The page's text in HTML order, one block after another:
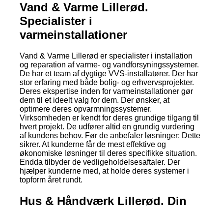
Vand & Varme Lillerød.
Specialister i
varmeinstallationer
Vand & Varme Lillerød er specialister i installation
og reparation af varme- og vandforsyningssystemer.
De har et team af dygtige VVS-installatører. Der har
stor erfaring med både bolig- og erhvervsprojekter.
Deres ekspertise inden for varmeinstallationer gør
dem til et ideelt valg for dem. Der ønsker, at
optimere deres opvarmningssystemer.
Virksomheden er kendt for deres grundige tilgang til
hvert projekt. De udfører altid en grundig vurdering
af kundens behov. Før de anbefaler løsninger; Dette
sikrer. At kunderne får de mest effektive og
økonomiske løsninger til deres specifikke situation.
Endda tilbyder de vedligeholdelsesaftaler. Der
hjælper kunderne med, at holde deres systemer i
topform året rundt.
Hus & Håndværk Lillerød. Din